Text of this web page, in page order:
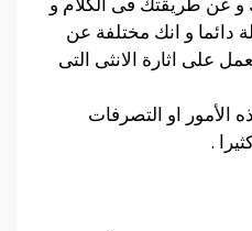
دائما و انك مختلفة عن
على اثارة الانثى التى
الأمور او التصرفات
.